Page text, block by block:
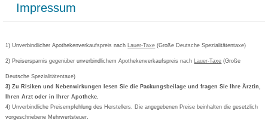
AGB
Cookie-Einstellungen
Vertrag widerrufen
Versandkosten
Bestellschein ausfüllen
Newsletteranmeldung
Gutschein und Rabatte
Kundenbewertung
Grippostad
Bepanthen
Formoline
Wick
Eucerin
Impressum
1) Unverbindlicher Apothekenverkaufspreis nach Lauer-Taxe (Große Deutsche Spezialitätentaxe)
2) Preisersparnis gegenüber unverbindlichem Apothekenverkaufspreis nach Lauer-Taxe (Große
Deutsche Spezialitätentaxe)
3) Zu Risiken und Nebenwirkungen lesen Sie die Packungsbeilage und fragen Sie Ihre Ärztin,
Ihren Arzt oder in Ihrer Apotheke.
4) Unverbindliche Preisempfehlung des Herstellers. Die angegebenen Preise beinhalten die gesetzlich
vorgeschriebene Mehrwertsteuer.